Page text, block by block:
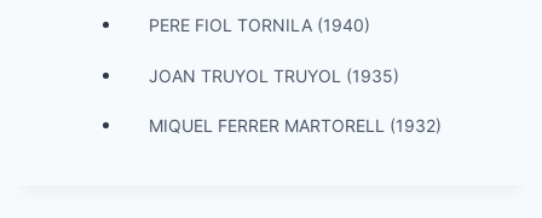
PERE FIOL TORNILA (1940)
JOAN TRUYOL TRUYOL (1935)
MIQUEL FERRER MARTORELL (1932)